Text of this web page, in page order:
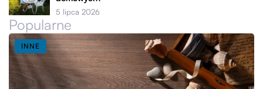
5 lipca 2026
Popularne
INNE